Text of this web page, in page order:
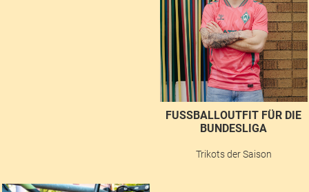
FUSSBALLOUTFIT FÜR DIE B
UNDESLIGA
Trikots der Saison